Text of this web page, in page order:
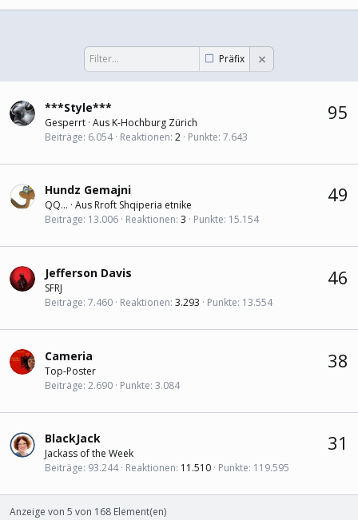
Präfix
95
***Style***
Gesperrt · Aus K-Hochburg Zürich
Beiträge 6.054 Reaktionen 2 Punkte 7.643
49
Hundz Gemajni
QQ... · Aus Rroft Shqiperia etnike
Beiträge 13.006 Reaktionen 3 Punkte 15.154
46
Jefferson Davis
SFRJ
Beiträge 7.460 Reaktionen 3.293 Punkte 13.554
38
Cameria
Top-Poster
Beiträge 2.690 Punkte 3.084
31
BlackJack
Jackass of the Week
Beiträge 93.244 Reaktionen 11.510 Punkte 119.595
Anzeige von 5 von 168 Element(en)